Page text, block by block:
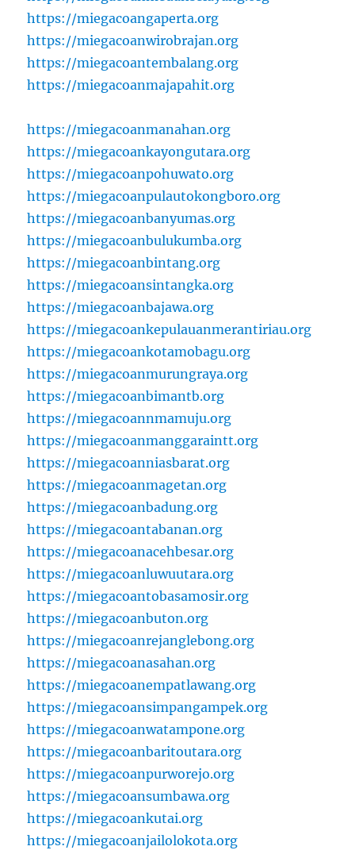
https://miegacoangaperta.org
https://miegacoanwirobrajan.org
https://miegacoantembalang.org
https://miegacoanmajapahit.org
https://miegacoanmanahan.org
https://miegacoankayongutara.org
https://miegacoanpohuwato.org
https://miegacoanpulautokongboro.org
https://miegacoanbanyumas.org
https://miegacoanbulukumba.org
https://miegacoanbintang.org
https://miegacoansintangka.org
https://miegacoanbajawa.org
https://miegacoankepulauanmerantiriau.org
https://miegacoankotamobagu.org
https://miegacoanmurungraya.org
https://miegacoanbimantb.org
https://miegacoannmamuju.org
https://miegacoanmanggaraintt.org
https://miegacoanniasbarat.org
https://miegacoanmagetan.org
https://miegacoanbadung.org
https://miegacoantabanan.org
https://miegacoanacehbesar.org
https://miegacoanluwuutara.org
https://miegacoantobasamosir.org
https://miegacoanbuton.org
https://miegacoanrejanglebong.org
https://miegacoanasahan.org
https://miegacoanempatlawang.org
https://miegacoansimpangampek.org
https://miegacoanwatampone.org
https://miegacoanbaritoutara.org
https://miegacoanpurworejo.org
https://miegacoansumbawa.org
https://miegacoankutai.org
https://miegacoanjailolokota.org